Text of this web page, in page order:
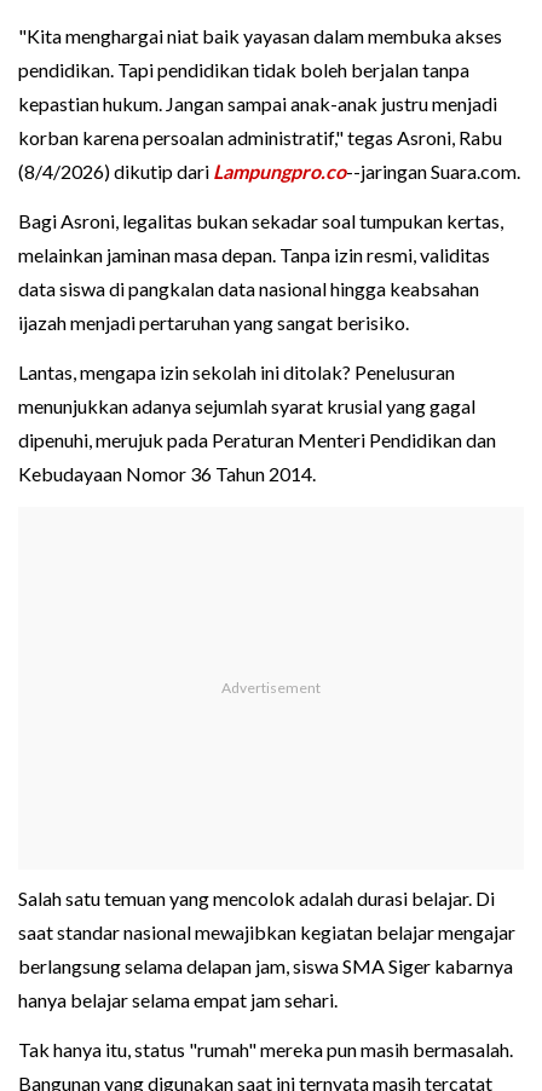
"Kita menghargai niat baik yayasan dalam membuka akses
pendidikan. Tapi pendidikan tidak boleh berjalan tanpa
kepastian hukum. Jangan sampai anak-anak justru menjadi
korban karena persoalan administratif," tegas Asroni, Rabu
(8/4/2026) dikutip dari Lampungpro.co--jaringan Suara.com.
Bagi Asroni, legalitas bukan sekadar soal tumpukan kertas,
melainkan jaminan masa depan. Tanpa izin resmi, validitas
data siswa di pangkalan data nasional hingga keabsahan
ijazah menjadi pertaruhan yang sangat berisiko.
Lantas, mengapa izin sekolah ini ditolak? Penelusuran
menunjukkan adanya sejumlah syarat krusial yang gagal
dipenuhi, merujuk pada Peraturan Menteri Pendidikan dan
Kebudayaan Nomor 36 Tahun 2014.
Salah satu temuan yang mencolok adalah durasi belajar. Di
saat standar nasional mewajibkan kegiatan belajar mengajar
berlangsung selama delapan jam, siswa SMA Siger kabarnya
hanya belajar selama empat jam sehari.
Tak hanya itu, status "rumah" mereka pun masih bermasalah.
Bangunan yang digunakan saat ini ternyata masih tercatat